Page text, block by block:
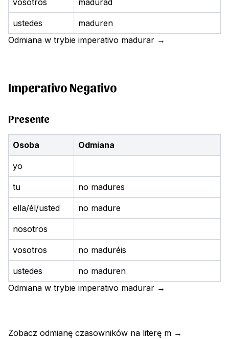
vosotros madurad
ustedes
maduren
Odmiana w trybie imperativo madurar →
Imperativo Negativo
Presente
Osoba Odmiana
yo
tu no madures
ella/él/usted no madure
nosotros
vosotros no maduréis
ustedes
no maduren
Odmiana w trybie imperativo madurar →
Zobacz odmianę czasowników na literę m →